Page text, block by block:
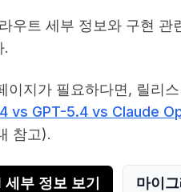
우트 세부 정보와 구현 관
.
이지가 필요하다면, 릴리
vs GPT-5.4 vs Claude
참고).
부 정보 보기 마이